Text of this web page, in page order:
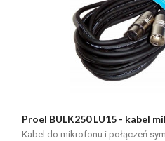
Proel BULK250 LU15 - kabel
Kabel do mikrofonu i połączeń